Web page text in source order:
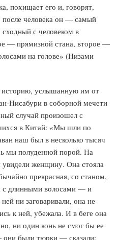
похищает его и, говорят,
после человека он — самый
с человеком в
— прямизной стана, второе —
на голове» (Низами
историю, услышанную им от
Нисабури в соборной мечети
случай произошел с
в Китай: «Мы шли по
наш был в несколько тысяч
мы полуденной порой. На
женщину. Она стояла
прекрасная, со станом,
с длинными волосами — и
ни заговаривали, она не
к ней, убежала. И в беге она
ни один конь не смог бы ее
были тюрки — сказали: